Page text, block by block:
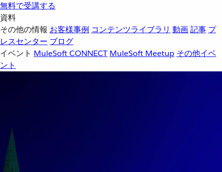
無料で受講する
資料
その他の情報 お客様事例 コンテンツライブラリ 動画記事 プ
レスセンター ブログ
イベント MuleSoft CONNECT MuleSoft Meetup その他イベ
ント